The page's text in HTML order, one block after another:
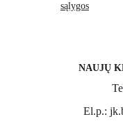
sąlygos
NAUJŲ
El.p.: